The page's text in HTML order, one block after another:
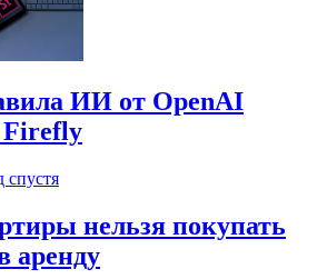
ИИ от OpenAI
Firefly
спустя
нельзя покупать
аренду